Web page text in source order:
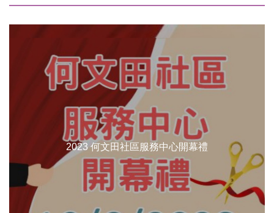
2023 何文田社區服務中心開幕禮